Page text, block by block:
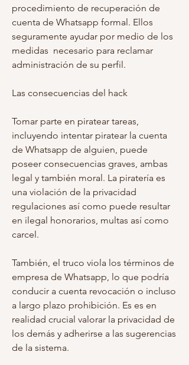
procedimiento de recuperación de
cuenta de Whatsapp formal. Ellos
seguramente ayudar por medio de los
medidas  necesario para reclamar
administración de su perfil.
Las consecuencias del hack
Tomar parte en piratear tareas,
incluyendo intentar piratear la cuenta
de Whatsapp de alguien, puede
poseer consecuencias graves, ambas
legal y también moral. La piratería es
una violación de la privacidad
regulaciones así como puede resultar
en ilegal honorarios, multas así como
carcel.
También, el truco viola los términos de
empresa de Whatsapp, lo que podría
conducir a cuenta revocación o incluso
a largo plazo prohibición. Es es en
realidad crucial valorar la privacidad de
los demás y adherirse a las sugerencias
de la sistema.